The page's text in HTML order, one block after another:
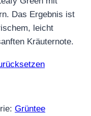
Das Ergebnis ist
leicht
Kräuternote.
Grüntee